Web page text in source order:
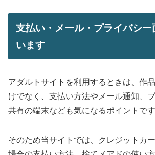
支払い・メール・プライバシー
います
アダルトサイトを利用するときは、作
けでなく、支払い方法やメール通知、
共有の端末なども気になるポイントです
そのため当サイトでは、クレジットカ